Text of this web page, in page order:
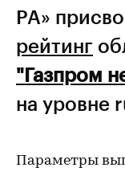
РА»
рейтинг
"Газпром
на уровне
Параметры